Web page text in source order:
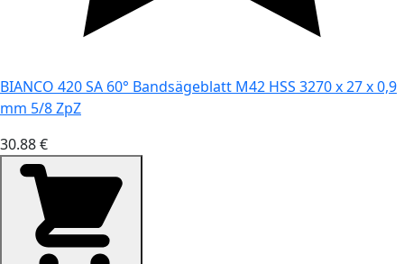
BIANCO 420 SA 60° Bandsägeblatt M42 HSS 3270 x 27 x 0,9
mm 5/8 ZpZ
30.88 €